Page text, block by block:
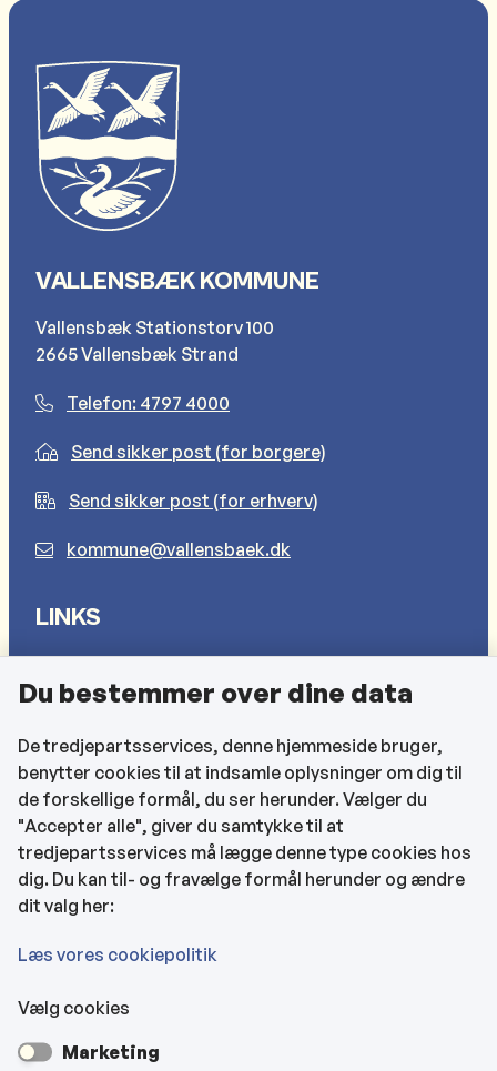
VALLENSBÆK KOMMUNE
Vallensbæk Stationstorv 100
2665 Vallensbæk Strand
Telefon: 4797 4000
Send sikker post (for borgere)
Send sikker post (for erhverv)
kommune@vallensbaek.dk
LINKS
Cookies
Find EAN-numre
CVR og bankoplysninger
Tilgængelighedserklæring
KONTAKTOPLYSNINGER
Rådhuset
Kultur- & Borgerhuset
Du bestemmer over dine data
De tredjepartsservices, denne hjemmeside bruger,
benytter cookies til at indsamle oplysninger om dig til
de forskellige formål, du ser herunder. Vælger du
"Accepter alle", giver du samtykke til at
tredjepartsservices må lægge denne type cookies hos
dig. Du kan til- og fravælge formål herunder og ændre
dit valg her:
Læs vores cookiepolitik
Vælg cookies
Marketing